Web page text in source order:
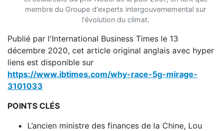
membre du Groupe d'experts intergouvernemental sur
l'évolution du climat.
Publié par l'International Business Times le 13
décembre 2020, cet article original anglais avec hyper
liens est disponible sur
https://www.ibtimes.com/why-race-5g-mirage-
3101033
POINTS CLÉS
L’ancien ministre des finances de la Chine, Lou